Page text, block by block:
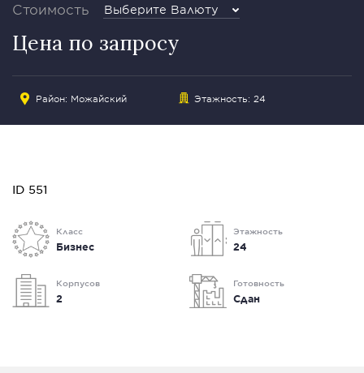
Стоимость Выберите Валюту
Цена по запросу
Район: Можайский Этажность: 24
ID 551
Класс
Бизнес
Этажность
24
Корпусов
2
Готовность
Сдан